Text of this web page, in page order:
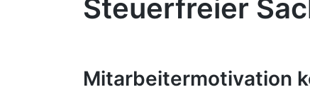
Steuerfreier
Mitarbeitermotivation